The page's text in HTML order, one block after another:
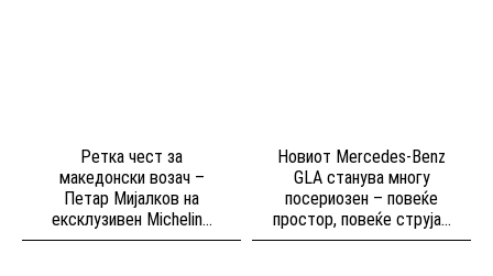
Ретка чест за
македонски возач –
Петар Мијалков на
ексклузивен Michelin...
Новиот Mercedes-Benz
GLA станува многу
посериозен – повеќе
простор, повеќе струја...